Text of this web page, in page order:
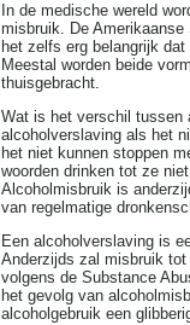
In de medische wereld
misbruik. De
het zelfs erg belangrijk
Meestal worden beide
thuisgebracht.
Wat is het verschil tussen
alcoholverslaving als het
het niet kunnen stoppen
woorden drinken tot ze
Alcoholmisbruik is
van regelmatige
Een alcoholverslaving is
Anderzijds zal misbruik
volgens de Substance
het gevolg van
alcoholgebruik een